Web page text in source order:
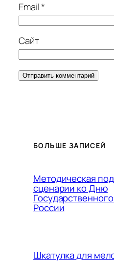
Email*
Сайт
БОЛЬШЕ ЗАПИСЕЙ
Методическая
сценарии ко Дню
России
Шкатулка для